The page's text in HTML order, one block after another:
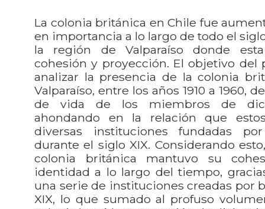
La colonia británica en Chile fue
en importancia a lo largo de todo el
la región de Valparaíso donde
cohesión y proyección. El objetivo del
analizar la presencia de la colonia
Valparaíso, entre los años 1910 a 1960,
de vida de los miembros de
ahondando en la relación que
diversas instituciones fundadas
durante el siglo XIX. Considerando
colonia británica mantuvo su
identidad a lo largo del tiempo,
una serie de instituciones creadas por
XIX, lo que sumado al profuso